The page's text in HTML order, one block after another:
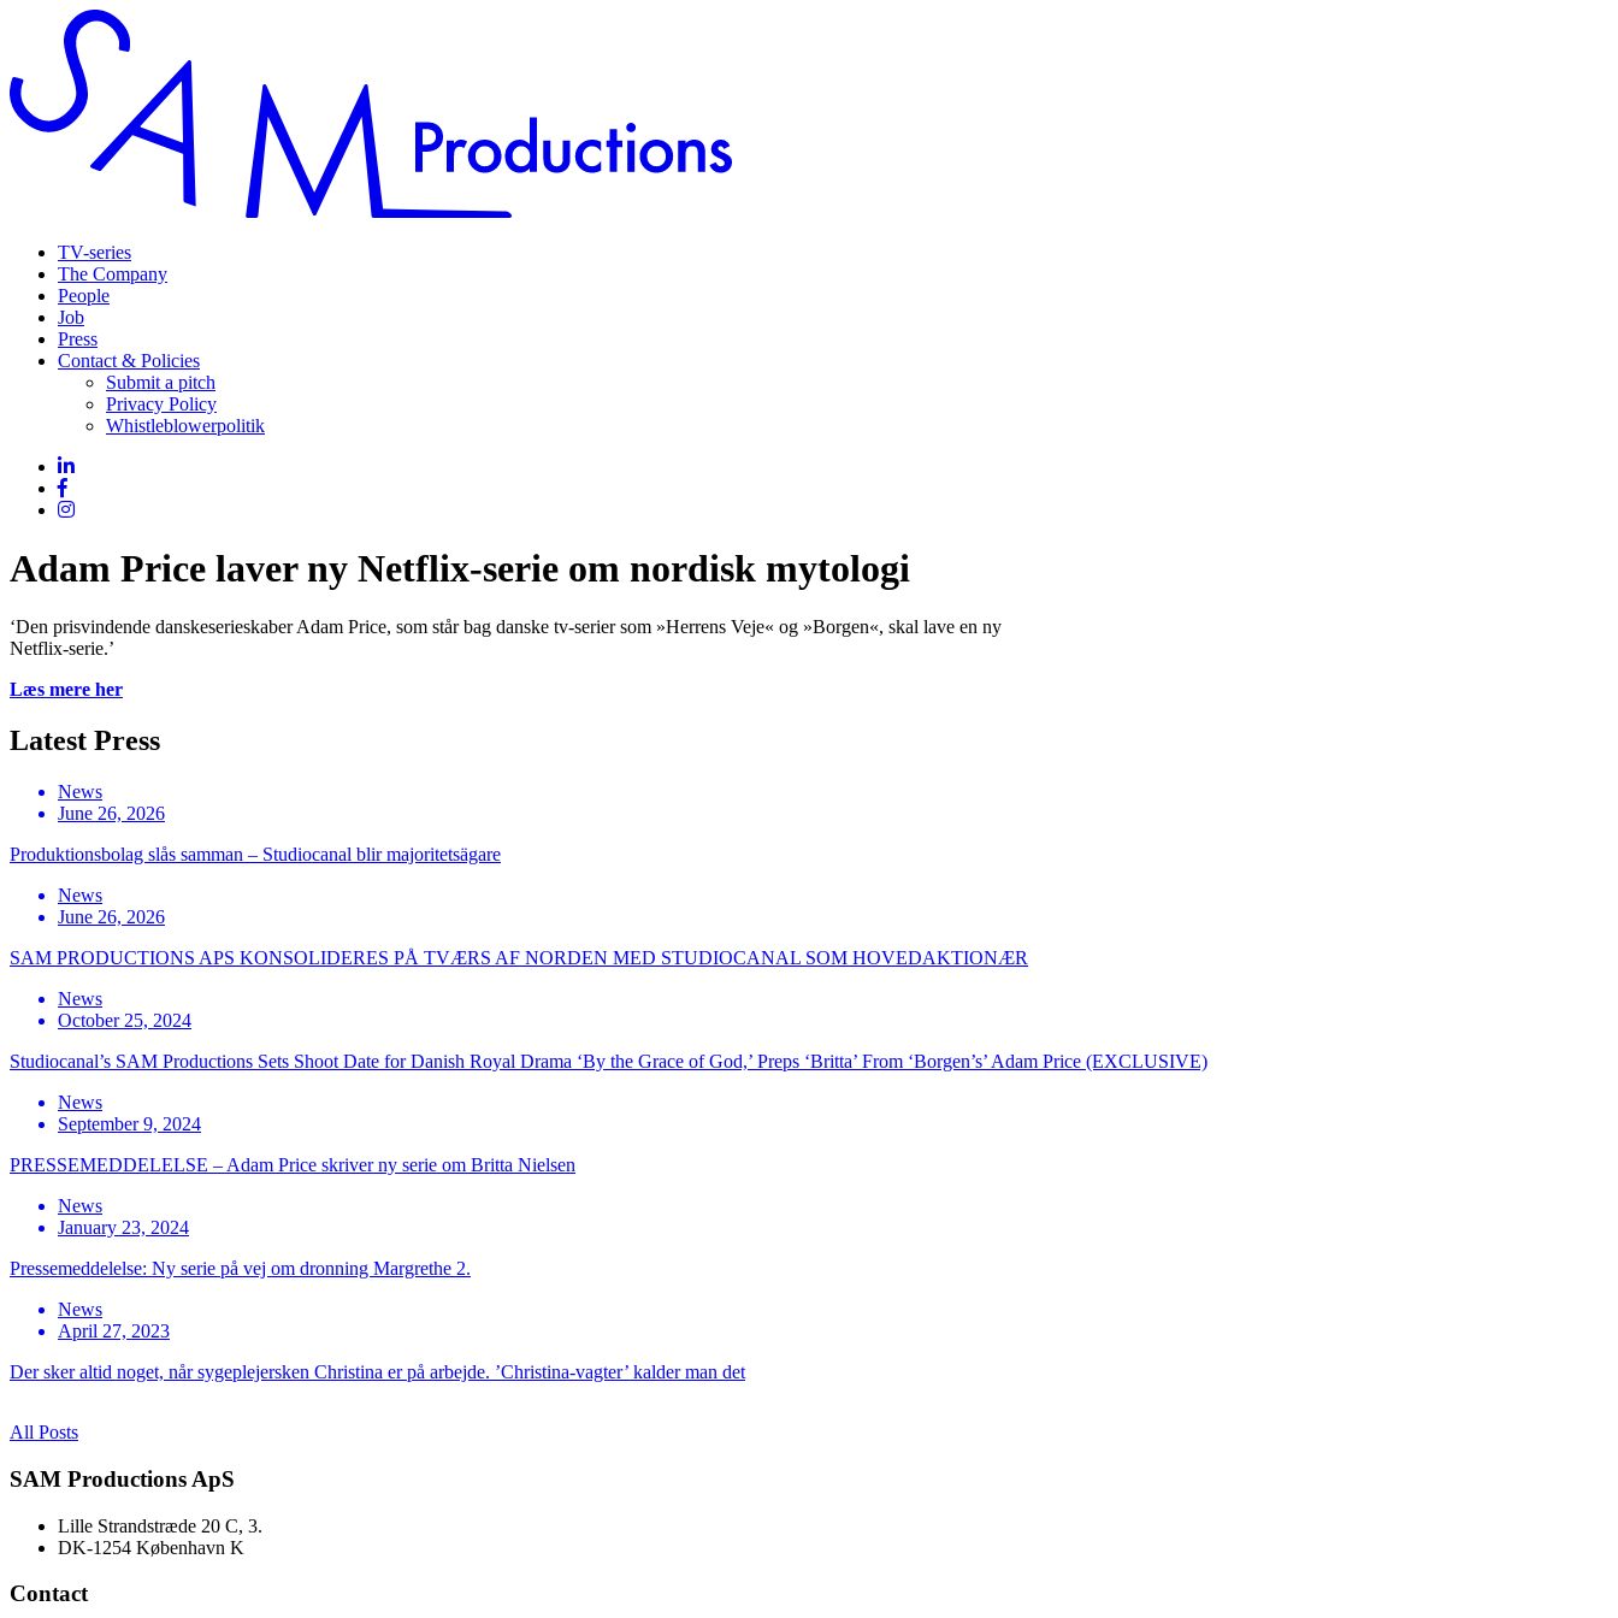
TV-series
The Company
People
Job
Press
Contact & Policies
Submit a pitch
Privacy Policy
Whistleblowerpolitik
Adam Price laver ny Netflix-serie om nordisk mytologi
‘Den prisvindende danskeserieskaber Adam Price, som står bag danske tv-serier som »Herrens Veje« og »Borgen«, skal lave en ny
Netflix-serie.’
Læs mere her
Latest Press
News
June 26, 2026
Produktionsbolag slås samman – Studiocanal blir majoritetsägare
News
June 26, 2026
SAM PRODUCTIONS APS KONSOLIDERES PÅ TVÆRS AF NORDEN MED STUDIOCANAL SOM HOVEDAKTIONÆR
News
October 25, 2024
Studiocanal’s SAM Productions Sets Shoot Date for Danish Royal Drama ‘By the Grace of God,’ Preps ‘Britta’ From ‘Borgen’s’ Adam Price (EXCLUSIVE)
News
September 9, 2024
PRESSEMEDDELELSE – Adam Price skriver ny serie om Britta Nielsen
News
January 23, 2024
Pressemeddelelse: Ny serie på vej om dronning Margrethe 2.
News
April 27, 2023
Der sker altid noget, når sygeplejersken Christina er på arbejde. ’Christina-vagter’ kalder man det
All Posts
SAM Productions ApS
Lille Strandstræde 20 C, 3.
DK-1254 København K
Contact